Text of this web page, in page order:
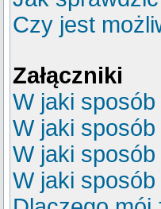
Czy jest
Załączniki
W jaki sposób
W jaki
W jaki
W jaki